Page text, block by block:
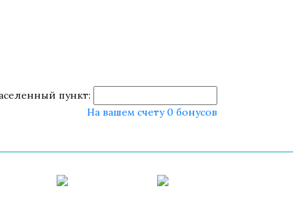
пункт:
На вашем счету 0 бонусов